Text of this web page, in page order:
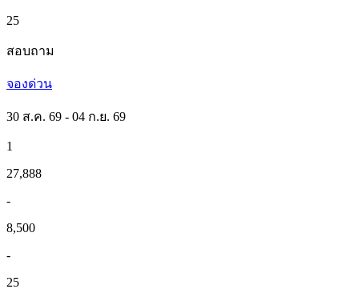
25
สอบถาม
จองด่วน
30 ส.ค. 69 - 04 ก.ย. 69
1
27,888
-
8,500
-
25